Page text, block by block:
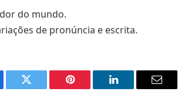
do mundo.
de pronúncia e escrita.
Twitter Pinterest LinkedIn Email